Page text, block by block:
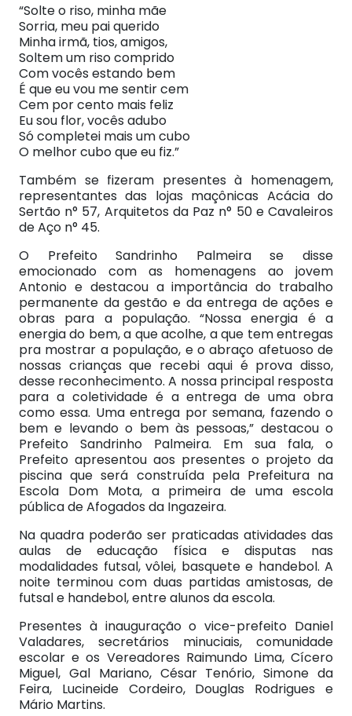
“Solte o riso, minha mãe
Sorria, meu pai querido
Minha irmã, tios, amigos,
Soltem um riso comprido
Com vocês estando bem
É que eu vou me sentir cem
Cem por cento mais feliz
Eu sou flor, vocês adubo
Só completei mais um cubo
O melhor cubo que eu fiz.”
Também se fizeram presentes à homenagem,
representantes das lojas maçônicas Acácia do
Sertão n° 57, Arquitetos da Paz n° 50 e Cavaleiros
de Aço n° 45.
O Prefeito Sandrinho Palmeira se disse
emocionado com as homenagens ao jovem
Antonio e destacou a importância do trabalho
permanente da gestão e da entrega de ações e
obras para a população. “Nossa energia é a
energia do bem, a que acolhe, a que tem entregas
pra mostrar a população, e o abraço afetuoso de
nossas crianças que recebi aqui é prova disso,
desse reconhecimento. A nossa principal resposta
para a coletividade é a entrega de uma obra
como essa. Uma entrega por semana, fazendo o
bem e levando o bem às pessoas,” destacou o
Prefeito Sandrinho Palmeira. Em sua fala, o
Prefeito apresentou aos presentes o projeto da
piscina que será construída pela Prefeitura na
Escola Dom Mota, a primeira de uma escola
pública de Afogados da Ingazeira.
Na quadra poderão ser praticadas atividades das
aulas de educação física e disputas nas
modalidades futsal, vôlei, basquete e handebol. A
noite terminou com duas partidas amistosas, de
futsal e handebol, entre alunos da escola.
Presentes à inauguração o vice-prefeito Daniel
Valadares, secretários minuciais, comunidade
escolar e os Vereadores Raimundo Lima, Cícero
Miguel, Gal Mariano, César Tenório, Simone da
Feira, Lucineide Cordeiro, Douglas Rodrigues e
Mário Martins.